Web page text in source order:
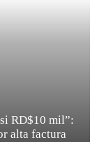
RD$10 mil”:
alta factura